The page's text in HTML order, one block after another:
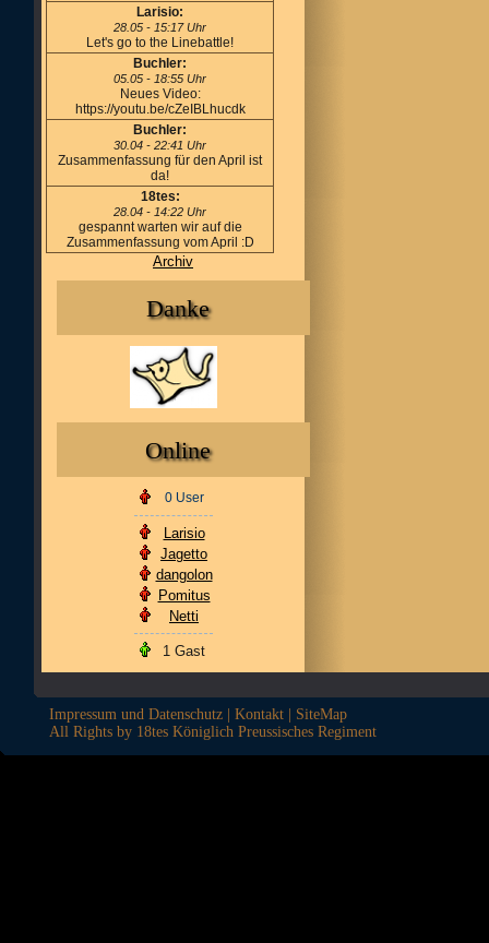
Larisio:
28.05 - 15:17 Uhr
Let's go to the Linebattle!
Buchler:
05.05 - 18:55 Uhr
Neues Video:
https://youtu.be/cZeIBLhucdk
Buchler:
30.04 - 22:41 Uhr
Zusammenfassung für den April ist
da!
18tes:
28.04 - 14:22 Uhr
gespannt warten wir auf die
Zusammenfassung vom April :D
Archiv
Danke
Online
0 User
Larisio
Jagetto
dangolon
Pomitus
Netti
1 Gast
Impressum und Datenschutz Kontakt
SiteMap
All Rights by 18tes Königlich Preussisches Regiment